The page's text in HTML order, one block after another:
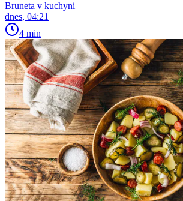
Bruneta v kuchyni
dnes, 04:21
4 min